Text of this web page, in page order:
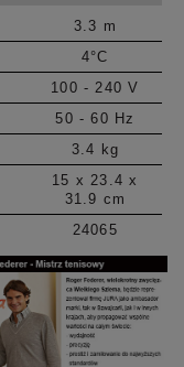
3.3 m
4°C
100 - 240 V
50 - 60 Hz
3.4 kg
15 x 23.4 x
31.9 cm
24065